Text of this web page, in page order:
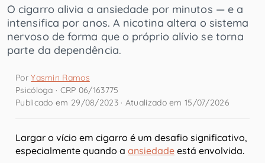
O cigarro alivia a ansiedade por minutos — e a
intensifica por anos. A nicotina altera o sistema
nervoso de forma que o próprio alívio se torna
parte da dependência.
PorYasmin Ramos
Psicóloga · CRP 06/163775
Publicado em 29/08/2023 · Atualizado em 15/07/2026
Largar o vício em cigarro é um desafio significativo,
especialmente quando a ansiedade está envolvida.